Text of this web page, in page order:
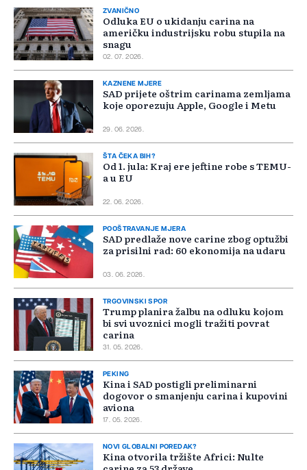
ZVANIČNO
Odluka EU o ukidanju carina na
američku industrijsku robu stupila na
snagu
02. 07. 2026.
KAZNENE MJERE
SAD prijete oštrim carinama zemljama
koje oporezuju Apple, Google i Metu
29. 06. 2026.
ŠTA ČEKA BIH?
Od 1. jula: Kraj ere jeftine robe s TEMU-
a u EU
22. 06. 2026.
POOŠTRAVANJE MJERA
SAD predlaže nove carine zbog optužbi
za prisilni rad: 60 ekonomija na udaru
03. 06. 2026.
TRGOVINSKI SPOR
Trump planira žalbu na odluku kojom
bi svi uvoznici mogli tražiti povrat
carina
31. 05. 2026.
PEKING
Kina i SAD postigli preliminarni
dogovor o smanjenju carina i kupovini
aviona
17. 05. 2026.
NOVI GLOBALNI POREDAK?
Kina otvorila tržište Africi: Nulte